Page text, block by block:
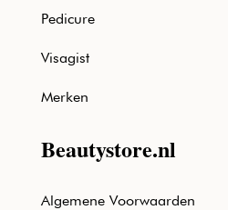
Pedicure
Visagist
Merken
Beautystore.nl
Algemene Voorwaarden